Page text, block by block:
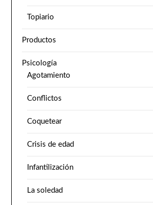
Topiario
Productos
Psicología
Agotamiento
Conflictos
Coquetear
Crisis de edad
Infantilización
La soledad